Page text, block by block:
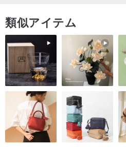
赤ちゃんUS2 / 3-6〜12か月の赤ちゃん
赤ちゃん米国4-12〜18ヶ月の赤ちゃん
マレーシアで愛を込めて手作り
類似アイテム